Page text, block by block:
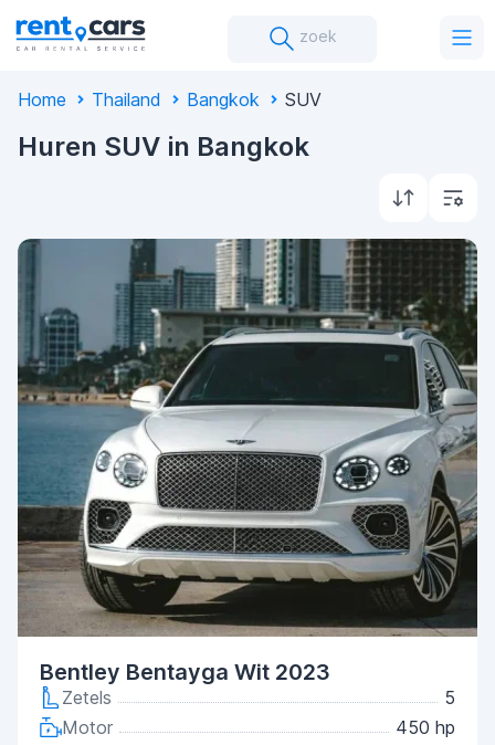
zoek
Home Thailand Bangkok SUV
Huren SUV in Bangkok
Bentley Bentayga Wit 2023
Zetels
5
Motor
450 hp